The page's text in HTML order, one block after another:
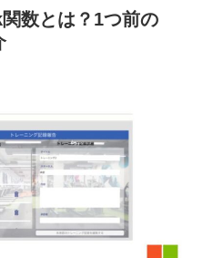
数とは？1つ前の